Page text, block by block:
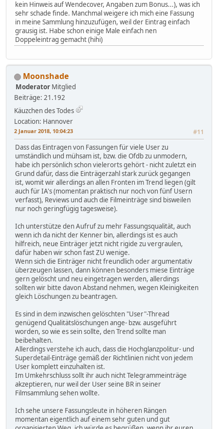
kein Hinweis auf Wendecover, Angaben zum Bonus...), was ich
sehr schade finde. Manchmal weigere ich mich eine Fassung
in meine Sammlung hinzuzufügen, weil der Eintrag einfach
grausig ist. Habe schon einige Male einfach nen
Doppeleintrag gemacht (hihi)
Moonshade
Moderator Mitglied
Beiträge: 21.192
Käuzchen des Todes
Location: Hannover
2 Januar 2018, 10:04:23 #11
Dass das Eintragen von Fassungen für viele User zu
umständlich und mühsam ist, bzw. die Ofdb zu unmodern,
habe ich persönlich schon vielerorts gehört - nicht zuletzt ein
Grund dafür, dass die Einträgerzahl stark zurück gegangen
ist, womit wir allerdings an allen Fronten im Trend liegen (gilt
auch für IA's (momentan praktisch nur noch von fünf Usern
verfasst), Reviews und auch die Filmeinträge sind bisweilen
nur noch geringfügig tagesweise).
Ich unterstütze den Aufruf zu mehr Fassungsqualität, auch
wenn ich da nicht der Kenner bin, allerdings ist es auch
hilfreich, neue Einträger jetzt nicht rigide zu vergraulen,
dafür haben wir schon fast ZU wenige.
Wenn sich die Einträger nicht freundlich oder argumentativ
überzeugen lassen, dann können besonders miese Einträge
gern gelöscht und neu eingetragen werden, allerdings
sollten wir bitte davon Abstand nehmen, wegen Kleinigkeiten
gleich Löschungen zu beantragen.
Es sind in dem inzwischen gelöschten "User"-Thread
genügend Qualitätslöschungen ange- bzw. ausgeführt
worden, so wie es sein sollte, den Trend sollte man
beibehalten.
Allerdings verstehe ich auch, dass die Hochglanzpolitur- und
Superdetail-Einträge gemäß der Richtlinien nicht von jedem
User komplett einzuhalten ist.
Im Umkehrschluss sollt ihr auch nicht Telegrammeinträge
akzeptieren, nur weil der User seine BR in seiner
Filmsammlung sehen wollte.
Ich sehe unsere Fassungsleute in höheren Rängen
momentan eigentlich auf einem sehr guten und gut